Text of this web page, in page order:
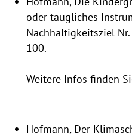
oder taugliches
Nachhaltigkeitsziel
100.
Weitere Infos finden
Hofmann, Der